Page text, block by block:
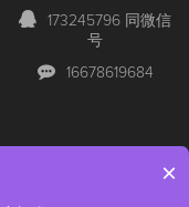
173245796 同微信
号
16678619684
×